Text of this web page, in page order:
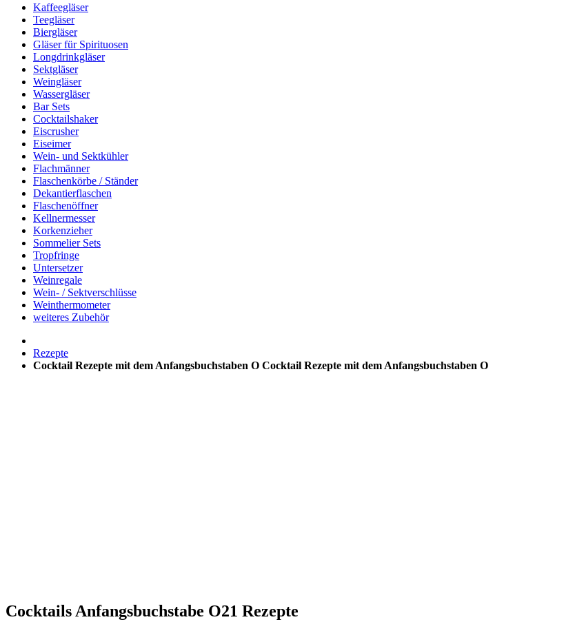
Kaffeegläser
Teegläser
Biergläser
Gläser für Spirituosen
Longdrinkgläser
Sektgläser
Weingläser
Wassergläser
Bar Sets
Cocktailshaker
Eiscrusher
Eiseimer
Wein- und Sektkühler
Flachmänner
Flaschenkörbe / Ständer
Dekantierflaschen
Flaschenöffner
Kellnermesser
Korkenzieher
Sommelier Sets
Tropfringe
Untersetzer
Weinregale
Wein- / Sektverschlüsse
Weinthermometer
weiteres Zubehör
Rezepte
Cocktail Rezepte mit dem Anfangsbuchstaben O Cocktail Rezepte mit dem Anfangsbuchstaben O
Cocktails Anfangsbuchstabe O21 Rezepte